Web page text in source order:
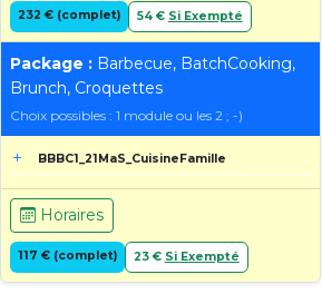
232 € (complet) 54 € Si Exempté
Package : Barbecue, BatchCooking,
Brunch, Croquettes
Choix possibles : 1 module ou les 2 ; -)
BBBC1_21MaS_CuisineFamille
Horaires
117 € (complet) 23 € Si Exempté